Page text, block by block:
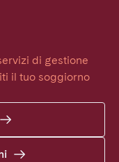
di gestione
il tuo soggiorno